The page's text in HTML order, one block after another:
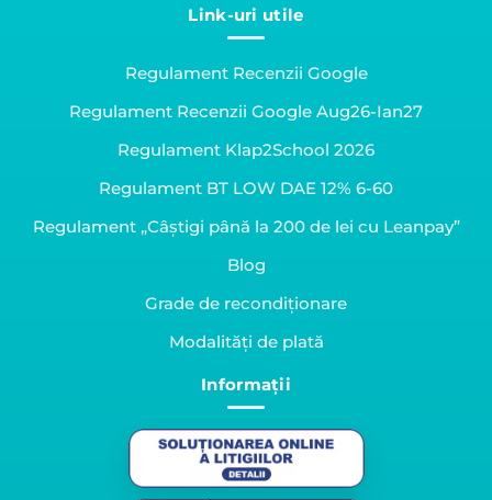
Link-uri utile
Regulament Recenzii Google
Regulament Recenzii Google Aug26-Ian27
Regulament Klap2School 2026
Regulament BT LOW DAE 12% 6-60
Regulament „Câștigi până la 200 de lei cu Leanpay”
Blog
Grade de recondiționare
Modalități de plată
Informații